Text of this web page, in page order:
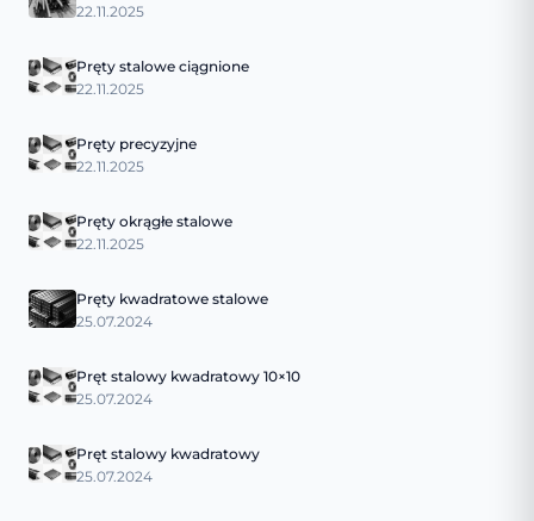
22.11.2025
Pręty stalowe ciągnione
22.11.2025
Pręty precyzyjne
22.11.2025
Pręty okrągłe stalowe
22.11.2025
Pręty kwadratowe stalowe
25.07.2024
Pręt stalowy kwadratowy 10×10
25.07.2024
Pręt stalowy kwadratowy
25.07.2024